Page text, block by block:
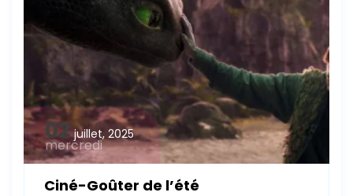
02 juillet, 2025
mercredi
Ciné-Goûter de l’été